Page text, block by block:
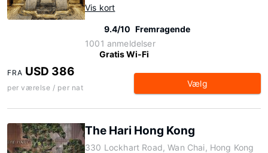
Vis kort
9.4/10 Fremragende
1001 anmeldelser
Gratis Wi-Fi
FRA USD 386
per værelse / per nat Vælg
The Hari Hong Kong
330 Lockhart Road, Wan Chai, Hong Kong